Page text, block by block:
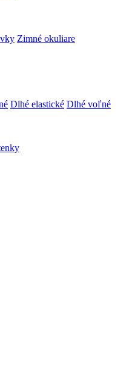
Zimné okuliare
Dlhé elastické Dlhé voľné